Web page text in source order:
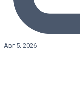
Авг 5, 2026